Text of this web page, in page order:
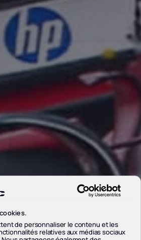
de personnaliser le contenu et les
relatives aux médias sociaux